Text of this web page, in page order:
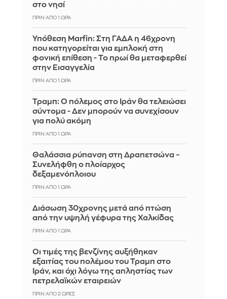
στο νησί
ΠΡΙΝ ΑΠΌ 1 ΏΡΑ
Υπόθεση Marfin: Στη ΓΑΔΑ η 46χρονη
που κατηγορείται για εμπλοκή στη
φονική επίθεση - Το πρωί θα μεταφερθεί
στην Εισαγγελία
ΠΡΙΝ ΑΠΌ 1 ΏΡΑ
Τραμπ: Ο πόλεμος στο Ιράν θα τελειώσει
σύντομα - Δεν μπορούν να συνεχίσουν
για πολύ ακόμη
ΠΡΙΝ ΑΠΌ 1 ΏΡΑ
Θαλάσσια ρύπανση στη Δραπετσώνα –
Συνελήφθη ο πλοίαρχος
δεξαμενόπλοιου
ΠΡΙΝ ΑΠΌ 1 ΏΡΑ
Διάσωση 30χρονης μετά από πτώση
από την υψηλή γέφυρα της Χαλκίδας
ΠΡΙΝ ΑΠΌ 1 ΏΡΑ
Οι τιμές της βενζίνης αυξήθηκαν
εξαιτίας του πολέμου του Τραμπ στο
Ιράν, και όχι λόγω της απληστίας των
πετρελαϊκών εταιρειών
ΠΡΙΝ ΑΠΌ 2 ΏΡΕΣ